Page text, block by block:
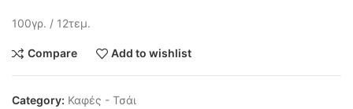
100γρ. / 12τεμ.
Compare Add to wishlist
Category: Καφές - Τσάι